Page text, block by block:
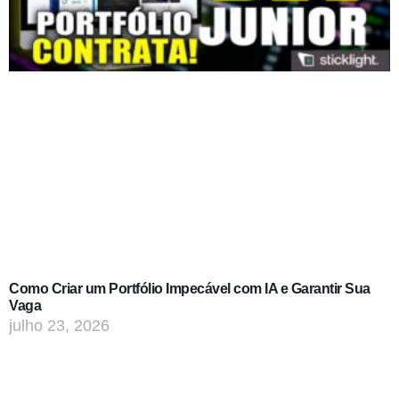
Como Criar um Portfólio Impecável com IA e Garantir Sua
Vaga
julho 23, 2026